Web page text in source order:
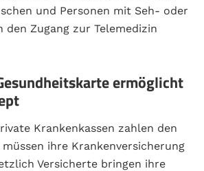
und Personen mit Seh- oder
den Zugang zur Telemedizin
ermöglicht
Krankenkassen zahlen den
ihre Krankenversicherung
Versicherte bringen ihre